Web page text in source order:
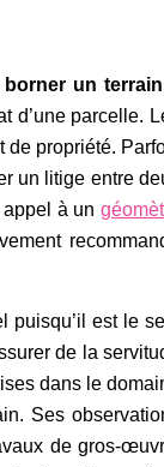
borner un terrain
d’une parcelle.
de propriété.
un litige entre
à un
puisqu’il est le
de la
dans le
Ses
de gros-